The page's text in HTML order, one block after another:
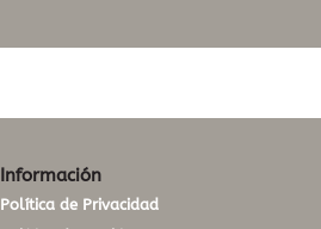
Información
Política de Privacidad